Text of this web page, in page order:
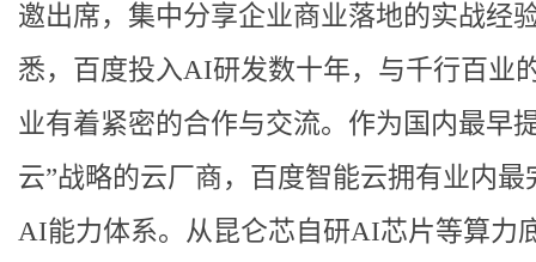
邀出席，集中分享企业商业落地的实战经
悉，百度投入AI研发数十年，与千行百业
业有着紧密的合作与交流。作为国内最早
云”战略的云厂商，百度智能云拥有业内最
AI能力体系。从昆仑芯自研AI芯片等算力